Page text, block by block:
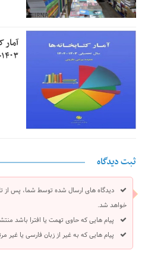
۱۴۰۳-۱۴۰۲ منتشر شد
ثبت دیدگاه
دیدگاه های ارسال شده توسط شما، پس از
خواهد شد.
پیام هایی که حاوی تهمت یا افترا باشد
پیام هایی که به غیر از زبان فارسی یا